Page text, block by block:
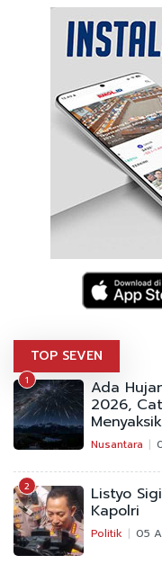
TOP SEVEN
1 Ada
2026,
Nusantara
2 Listyo
Kapolri
Politik 05